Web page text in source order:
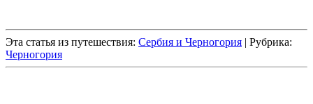
Эта статья из путешествия: Сербия и Черногория | Рубрика:
Черногория